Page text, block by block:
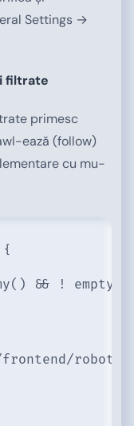
Settings →
filtrate
primesc
ează (follow)
cu mu-
&& ! empty(
frontend/